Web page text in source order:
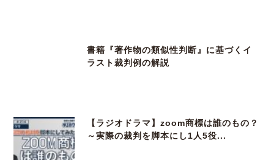
書籍『著作物の類似性判断』に基づくイ
ラスト裁判例の解説
【ラジオドラマ】zoom商標は誰のもの？
～実際の裁判を脚本にし1人5役...